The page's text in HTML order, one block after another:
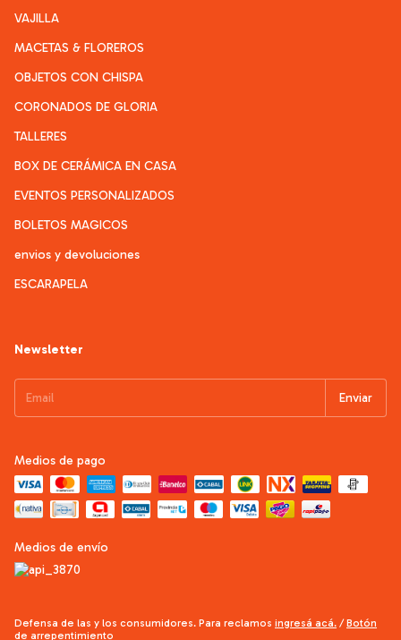
VAJILLA
MACETAS & FLOREROS
OBJETOS CON CHISPA
CORONADOS DE GLORIA
TALLERES
BOX DE CERÁMICA EN CASA
EVENTOS PERSONALIZADOS
BOLETOS MAGICOS
envios y devoluciones
ESCARAPELA
Newsletter
Medios de pago
Medios de envío
Defensa de las y los consumidores. Para reclamos ingresá acá. / Botón
de arrepentimiento